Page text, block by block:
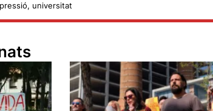
, universitat